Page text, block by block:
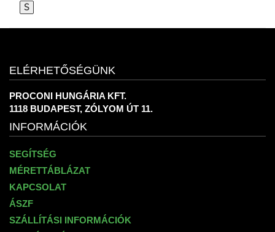
S
ELÉRHETŐSÉGÜNK
PROCONI HUNGÁRIA KFT.
1118 BUDAPEST, ZÓLYOM ÚT 11.
INFORMÁCIÓK
SEGÍTSÉG
MÉRETTÁBLÁZAT
KAPCSOLAT
ÁSZF
SZÁLLÍTÁSI INFORMÁCIÓK